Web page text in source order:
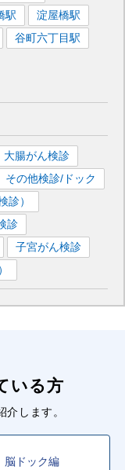
駅 淀屋橋駅
谷町六丁目駅
大腸がん検診
その他検診/ドック
診）
診
子宮がん検診
いる方
します。
脳ドック編